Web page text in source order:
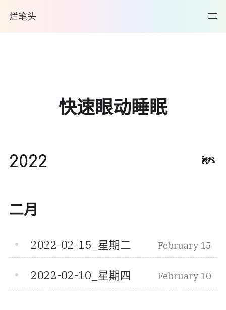
烂笔头
快速眼动睡眠
2022
二月
2022-02-15_星期二 February 15
2022-02-10_星期四 February 10